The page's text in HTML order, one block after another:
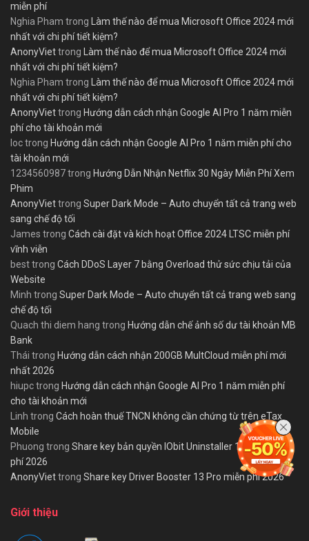
miễn phí
Nghia Pham trong Làm thế nào để mua Microsoft Office 2024 mới
nhất với chi phí tiết kiệm?
AnonyViettrong Làm thế nào để mua Microsoft Office 2024 mới
nhất với chi phí tiết kiệm?
Nghia Pham trong Làm thế nào để mua Microsoft Office 2024 mới
nhất với chi phí tiết kiệm?
AnonyViettrong Hướng dẫn cách nhận Google AI Pro 1 năm miễn
phí cho tài khoản mới
loctrong Hướng dẫn cách nhận Google AI Pro 1 năm miễn phí cho
tài khoản mới
1234560987trong Hướng Dẫn Nhận Netflix 30 Ngày Miễn Phí Xem
Phim
AnonyViettrong Super Dark Mode – Auto chuyển tất cả trang web
sang chế độ tối
James trong Cách cài đặt và kích hoạt Office 2024 LTSC miễn phí
vĩnh viễn
besttrong Cách DDoS Layer 7 bằng Overload thử sức chịu tải của
Website
Minh trong Super Dark Mode – Auto chuyển tất cả trang web sang
chế độ tối
Quach thi diem hang trong Hướng dẫn chế ảnh số dư tài khoản MB
Bank
Thái trong Hướng dẫn cách nhận 200GB MultCloud miễn phí mới
nhất 2026
hiupctrong Hướng dẫn cách nhận Google AI Pro 1 năm miễn phí
cho tài khoản mới
Linh trong Cách hoàn thuế TNCN không cần chứng từ trên eTax
Mobile
Phuong trong Share key bản quyền IObit Uninstaller 15 PRO miễn
phí 2026
AnonyViettrong Share key Driver Booster 13 Pro miễn phí 2026
Giới thiệu